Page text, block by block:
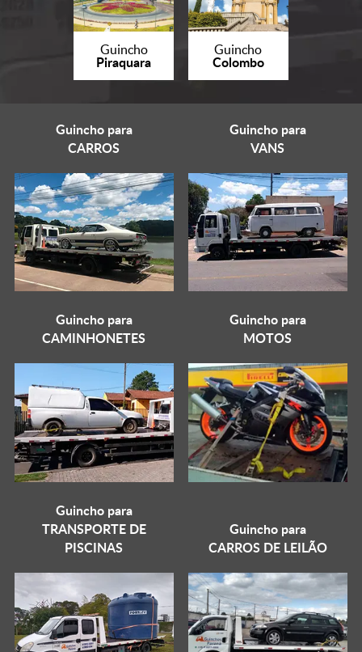
Guincho
Piraquara
Guincho
Colombo
Guincho para
CARROS
Guincho para
VANS
Guincho para
CAMINHONETES
Guincho para
MOTOS
Guincho para
TRANSPORTE DE
PISCINAS
Guincho para
CARROS DE LEILÃO